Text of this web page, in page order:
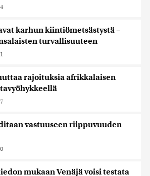
karhun kiintiömetsästystä –
turvallisuuteen
rajoituksia afrikkalaisen
vastuuseen riippuvuuden
mukaan Venäjä voisi testata